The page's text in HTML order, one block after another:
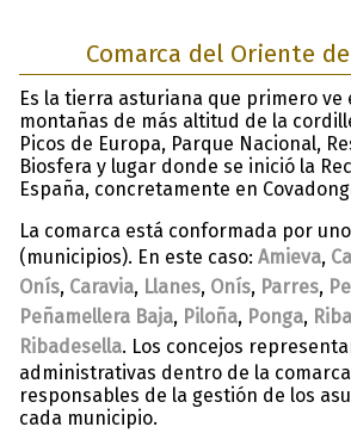
Comarca del Oriente
Es la tierra asturiana que primero ve
montañas de más altitud de la
Picos de Europa, Parque Nacional,
Biosfera y lugar donde se inició la
España, concretamente en
La comarca está conformada por
(municipios). En este caso: Amieva,
Onís, Caravia, Llanes, Onís, Parres,
Peñamellera Baja, Piloña, Ponga,
Ribadesella. Los concejos
administrativas dentro de la
responsables de la gestión de los
cada municipio.